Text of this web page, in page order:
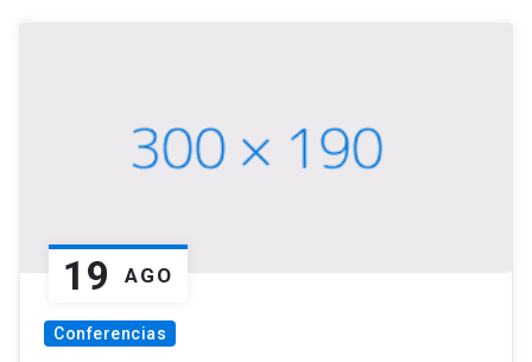
19 AGO
Conferencias